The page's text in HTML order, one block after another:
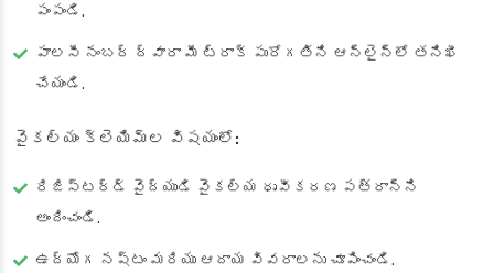
పంపండి.
పాలసీ నంబర్ ద్వారా మీ ట్రాక్ పురోగతిని ఆన్‌లైన్‌లో తనిఖీ
చేయండి.
వైకల్యం క్లెయిమ్‌ల విషయంలో:
రిజిస్టర్డ్ వైద్యుడి వైకల్య ధృవీకరణ పత్రాన్ని
అందించండి.
ఉద్యోగ నష్టం మరియు ఆదాయ వివరాలను చూపించండి.